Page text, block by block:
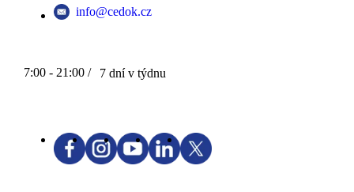
info@cedok.cz
7:00 - 21:00 / 7 dní v týdnu